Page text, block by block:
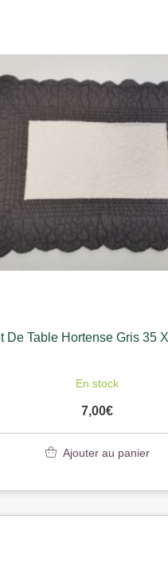
De Table Hortense Gris 35
En stock
7,00€
Ajouter au panier